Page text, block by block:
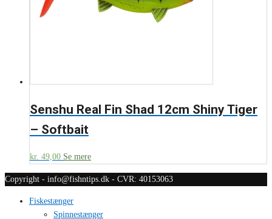
Senshu Real Fin Shad 12cm Shiny Tiger
– Softbait
kr. 49,00 Se mere
Copyright - info@fishntips.dk - CVR: 40153063
Fiskestænger
Spinnestænger